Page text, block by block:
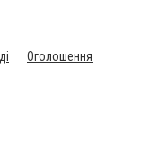
Оголошення